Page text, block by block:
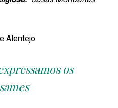
Alentejo
os